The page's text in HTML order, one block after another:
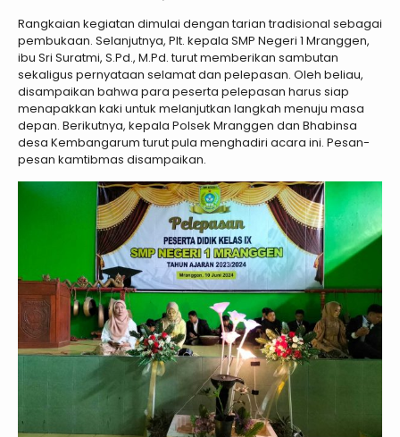
Rangkaian kegiatan dimulai dengan tarian tradisional sebagai
pembukaan. Selanjutnya, Plt. kepala SMP Negeri 1 Mranggen,
ibu Sri Suratmi, S.Pd., M.Pd. turut memberikan sambutan
sekaligus pernyataan selamat dan pelepasan. Oleh beliau,
disampaikan bahwa para peserta pelepasan harus siap
menapakkan kaki untuk melanjutkan langkah menuju masa
depan. Berikutnya, kepala Polsek Mranggen dan Bhabinsa
desa Kembangarum turut pula menghadiri acara ini. Pesan-
pesan kamtibmas disampaikan.